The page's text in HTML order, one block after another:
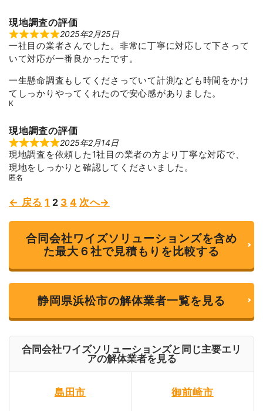
5
現地調査の評価
R
a
t
e
5
o
u
5
2025年2月25日
一社目の業者さんでした。非常に丁寧に対応して下さって
いて対応が一番良かったです。
一生懸命調査もしてくださっていて計測なども時間をかけ
てしっかりやってくれたので安心感がありました。
K
現地調査の評価
R
a
e
u
o
5
2025年2月14日
現地調査を依頼した1社目の業者の方より丁寧な対応で、
現地をしっかりと確認してくださいました。
匿名
Site
Reviews
navigation
← 戻る Page
1 Page
2 Page
3 Page
4 次へ→
合同会社ワイズソリューションズを含め
た最大６社で見積もりを比較する
静岡県浜松市の解体業者一覧を見る
合同会社ワイズソリューションズと同じ主要エリ
アの解体業者を見る
島田市 御前崎市